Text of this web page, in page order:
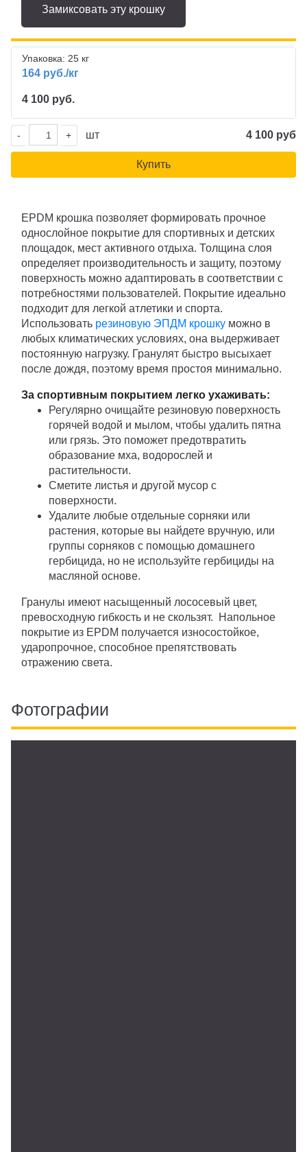
Замиксовать эту крошку
164 руб./кг
Упаковка: 25 кг
4 100 руб.
- + шт 4 100 руб
Купить
EPDM крошка позволяет формировать прочное
однослойное покрытие для спортивных и детских
площадок, мест активного отдыха. Толщина слоя
определяет производительность и защиту, поэтому
поверхность можно адаптировать в соответствии с
потребностями пользователей. Покрытие идеально
подходит для легкой атлетики и спорта.
Использовать резиновую ЭПДМ крошку можно в
любых климатических условиях, она выдерживает
постоянную нагрузку. Гранулят быстро высыхает
после дождя, поэтому время простоя минимально.
За спортивным покрытием легко ухаживать:
Регулярно очищайте резиновую поверхность
горячей водой и мылом, чтобы удалить пятна
или грязь. Это поможет предотвратить
образование мха, водорослей и
растительности.
Сметите листья и другой мусор с
поверхности.
Удалите любые отдельные сорняки или
растения, которые вы найдете вручную, или
группы сорняков с помощью домашнего
гербицида, но не используйте гербициды на
масляной основе.
Гранулы имеют насыщенный лососевый цвет,
превосходную гибкость и не скользят. Напольное
покрытие из EPDM получается износостойкое,
ударопрочное, способное препятствовать
отражению света.
Фотографии